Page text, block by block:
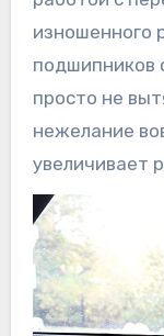
изношенного
подшипников
просто не
нежелание
увеличивает